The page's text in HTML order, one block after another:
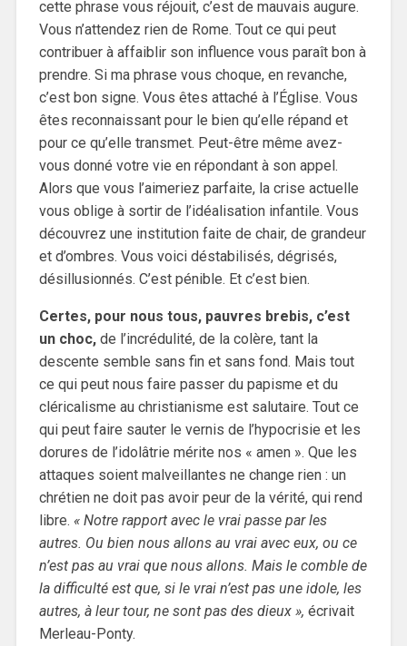
cette phrase vous réjouit, c’est de mauvais augure.
Vous n’attendez rien de Rome. Tout ce qui peut
contribuer à affaiblir son influence vous paraît bon à
prendre. Si ma phrase vous choque, en revanche,
c’est bon signe. Vous êtes attaché à l’Église. Vous
êtes reconnaissant pour le bien qu’elle répand et
pour ce qu’elle transmet. Peut-être même avez-
vous donné votre vie en répondant à son appel.
Alors que vous l’aimeriez parfaite, la crise actuelle
vous oblige à sortir de l’idéalisation infantile. Vous
découvrez une institution faite de chair, de grandeur
et d’ombres. Vous voici déstabilisés, dégrisés,
désillusionnés. C’est pénible. Et c’est bien.
Certes, pour nous tous, pauvres brebis, c’est
un choc,de l’incrédulité, de la colère, tant la
descente semble sans fin et sans fond. Mais tout
ce qui peut nous faire passer du papisme et du
cléricalisme au christianisme est salutaire. Tout ce
qui peut faire sauter le vernis de l’hypocrisie et les
dorures de l’idolâtrie mérite nos « amen ». Que les
attaques soient malveillantes ne change rien : un
chrétien ne doit pas avoir peur de la vérité, qui rend
libre. « Notre rapport avec le vrai passe par les
autres. Ou bien nous allons au vrai avec eux, ou ce
n’est pas au vrai que nous allons. Mais le comble de
la difficulté est que, si le vrai n’est pas une idole, les
autres, à leur tour, ne sont pas des dieux », écrivait
Merleau-Ponty.